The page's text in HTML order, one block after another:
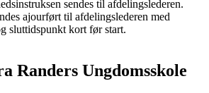
sendes til afdelingslederen.
ajourført til afdelingslederen med
sluttidspunkt kort før start.
Randers Ungdomsskole